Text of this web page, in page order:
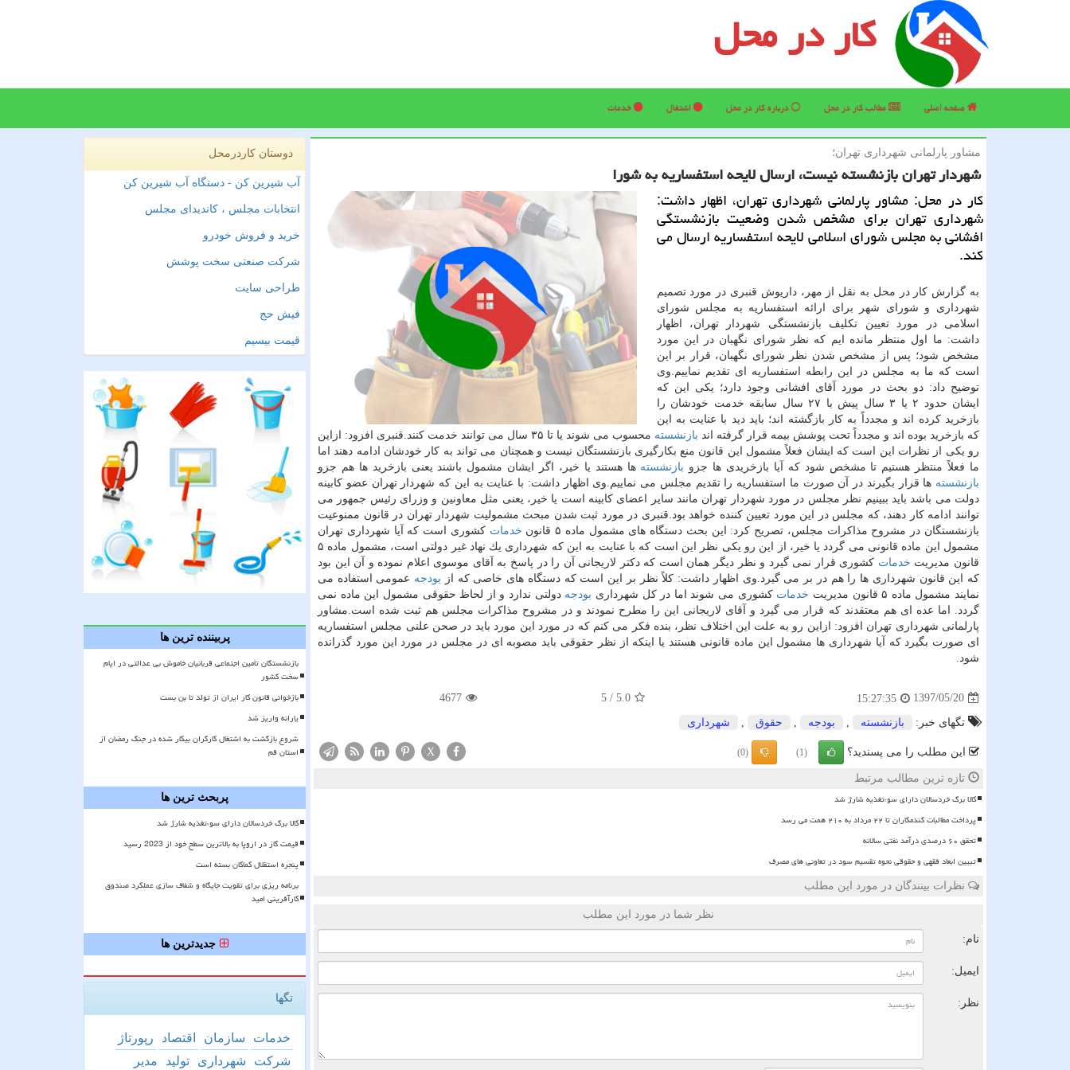
کار در محل
صفحه اصلی مطالب كار در محل درباره كار در محل اشتغال خدمات
مشاور پارلمانی شهرداری تهران؛
شهردار تهران بازنشسته نیست، ارسال لایحه استفساریه به شورا
كار در محل: مشاور پارلمانی شهرداری تهران، اظهار داشت:
شهرداری تهران برای مشخص شدن وضعیت بازنشستگی
افشانی به مجلس شورای اسلامی لایحه استفساریه ارسال می
كند.
به گزارش كار در محل به نقل از مهر، داریوش قنبری در مورد تصمیم
شهرداری و شورای شهر برای ارائه استفساریه به مجلس شورای
اسلامی در مورد تعیین تكلیف بازنشستگی شهردار تهران، اظهار
داشت: ما اول منتظر مانده ایم كه نظر شورای نگهبان در این مورد
مشخص شود؛ پس از مشخص شدن نظر شورای نگهبان، قرار بر این
است كه ما به مجلس در این رابطه استفساریه ای تقدیم نماییم.وی
توضیح داد: دو بحث در مورد آقای افشانی وجود دارد؛ یكی این كه
ایشان حدود ۲ یا ۳ سال پیش با ۲۷ سال سابقه خدمت خودشان را
بازخرید كرده اند و مجدداً به كار بازگشته اند؛ باید دید با عنایت به این
كه بازخرید بوده اند و مجدداً تحت پوشش بیمه قرار گرفته اند بازنشسته
محسوب می شوند یا تا ۳۵ سال می توانند خدمت كنند.قنبری افزود: ازاین
رو یكی از نظرات این است كه ایشان فعلاً مشمول این قانون منع بكارگیری بازنشستگان نیست و همچنان می تواند به كار خودشان ادامه دهند اما
ما فعلاً منتظر هستیم تا مشخص شود كه آیا بازخریدی ها جزو بازنشسته ها هستند یا خیر، اگر ایشان مشمول باشند یعنی بازخرید ها هم جزو
بازنشسته ها قرار بگیرند در آن صورت ما استفساریه را تقدیم مجلس می نماییم.وی اظهار داشت: با عنایت به این كه شهردار تهران عضو كابینه
دولت می باشد باید ببینیم نظر مجلس در مورد شهردار تهران مانند سایر اعضای كابینه است یا خیر، یعنی مثل معاونین و وزرای رئیس جمهور می
توانند ادامه كار دهند، كه مجلس در این مورد تعیین كننده خواهد بود.قنبری در مورد ثبت شدن مبحث مشمولیت شهردار تهران در قانون ممنوعیت
بازنشستگان در مشروح مذاكرات مجلس، تصریح كرد: این بحث دستگاه های مشمول ماده ۵ قانون
خدمات كشوری است كه آیا شهرداری تهران
مشمول این ماده قانونی می گردد یا خیر، از این رو یكی نظر این است كه با عنایت به این كه شهرداری یك نهاد غیر دولتی است، مشمول ماده ۵
قانون مدیریت خدمات كشوری قرار نمی گیرد و نظر دیگر همان است كه دكتر لاریجانی آن را در پاسخ به آقای موسوی اعلام نموده و آن این بود
كه این قانون شهرداری ها را هم در بر می گیرد.وی اظهار داشت: كلاً نظر بر این است كه دستگاه های خاصی كه از بودجه عمومی استفاده می
نمایند مشمول ماده ۵ قانون مدیریت
خدمات كشوری می شوند اما در كل شهرداری بودجه دولتی ندارد و از لحاظ حقوقی مشمول این ماده نمی
گردد. اما عده ای هم معتقدند كه قرار می گیرد و آقای لاریجانی این را مطرح نمودند و در مشروح مذاكرات مجلس هم ثبت شده است.مشاور
پارلمانی شهرداری تهران افزود: ازاین رو به علت این اختلاف نظر، بنده فكر می كنم كه در مورد این مورد باید در صحن علنی مجلس استفساریه
ای صورت بگیرد كه آیا شهرداری ها مشمول این ماده قانونی هستند یا اینكه از نظر حقوقی باید مصوبه ای در مجلس در مورد این مورد گذرانده
شود.
1397/05/20
15:27:35
5.0
/
5
4677
تگهای خبر: بازنشسته بودجه حقوق شهرداری
این مطلب را می پسندید؟ (1)
(0)
X
تازه ترین مطالب مرتبط
کالا برگ خردسالان دارای سوءتغذیه شارژ شد
پرداخت مطالبات گندمکاران تا ۲۲ مرداد به ۲۱۰ همت می رسد
تحقق ۶۰ درصدی درآمد نفتی سالانه
تبیین ابعاد فقهی و حقوقی نحوه تقسیم سود در تعاونی های مصرف
نظرات بینندگان در مورد این مطلب
نظر شما در مورد این مطلب
نام:
ایمیل:
نظر:
دوستان کاردرمحل
آب شیرین کن - دستگاه آب شیرین کن
انتخابات مجلس ، کاندیدای مجلس
خرید و فروش خودرو
شرکت صنعتی سخت پوشش
طراحی سایت
فیش حج
قیمت بیسیم
پربیننده ترین ها
بازنشستگان تأمین اجتماعی قربانیان خاموش بی عدالتی در ایام
سخت کشور
بازخوانی قانون کار ایران از تولد تا بن بست
یارانه واریز شد
شروع بازگشت به اشتغال کارگران بیکار شده در جنگ رمضان از
استان قم
پربحث ترین ها
کالا برگ خردسالان دارای سوءتغذیه شارژ شد
قیمت گاز در اروپا به بالاترین سطح خود از 2023 رسید
پنجره استقلال کماکان بسته است
برنامه ریزی برای تقویت جایگاه و شفاف سازی عملکرد صندوق
کارآفرینی امید
جدیدترین ها
تگها
خدمات سازمان اقتصاد
رپورتاژ
شركت
شهرداری تولید مدیر